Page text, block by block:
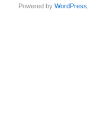
Powered byWordPress